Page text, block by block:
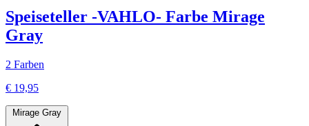
Speiseteller -VAHLO- Farbe Mirage
Gray
2 Farben
€ 19,95
Mirage Gray